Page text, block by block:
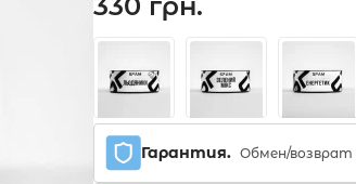
Гарантия. Обмен/возврат